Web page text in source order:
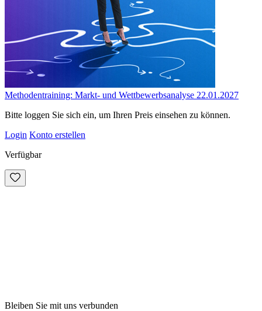
Methodentraining: Markt- und Wettbewerbsanalyse 22.01.2027
Bitte loggen Sie sich ein, um Ihren Preis einsehen zu können.
Login Konto erstellen
Verfügbar
Bleiben Sie mit uns verbunden